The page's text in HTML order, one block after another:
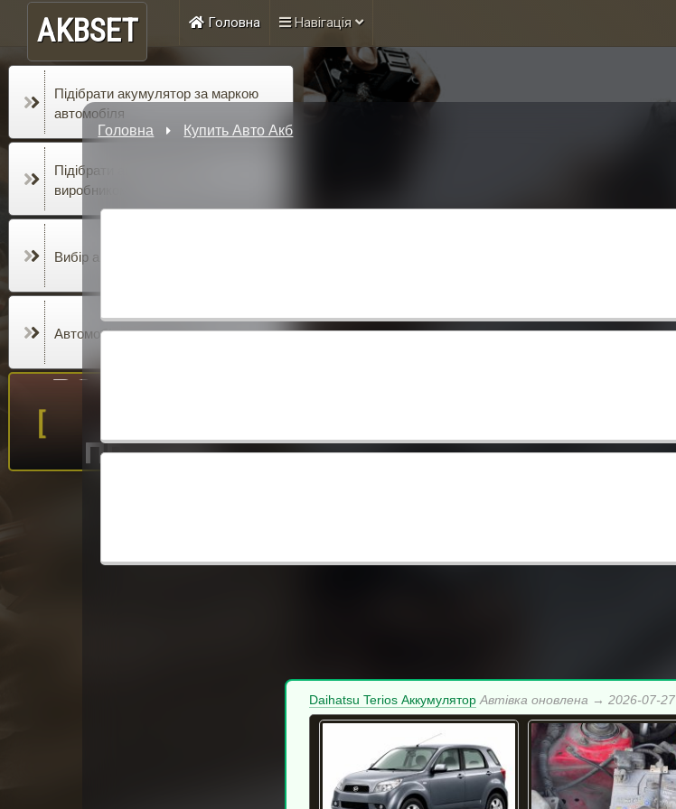
AKBSET Головна Навігація
Підібрати акумулятор за маркою
автомобіля
Підібрати акумулятор за
виробником
Вибір акумулятора за ємністю, а/г
Автомобільні лайфхаки
ДОСТАВКА
ВСТАНОВЛЕННЯ
Головна Купить Авто Акб
Daihatsu Terios Аккумулятор Автівка оновлена → 2026-07-27